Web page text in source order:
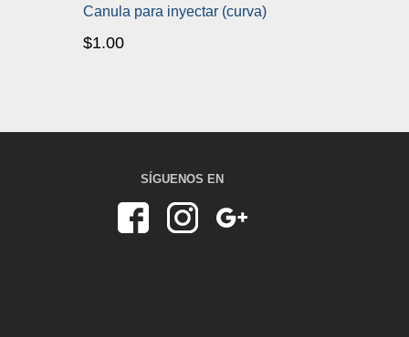
Canula para inyectar (curva)
$1.00
SÍGUENOS EN